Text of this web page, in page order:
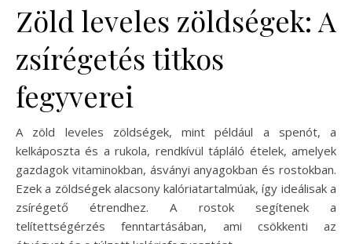
Zöld leveles zöldségek: A
zsírégetés titkos
fegyverei
A zöld leveles zöldségek, mint például a spenót, a
kelkáposzta és a rukola, rendkívül tápláló ételek, amelyek
gazdagok vitaminokban, ásványi anyagokban és rostokban.
Ezek a zöldségek alacsony kalóriatartalmúak, így ideálisak a
zsírégető étrendhez. A rostok segítenek a
telítettségérzés fenntartásában, ami csökkenti az